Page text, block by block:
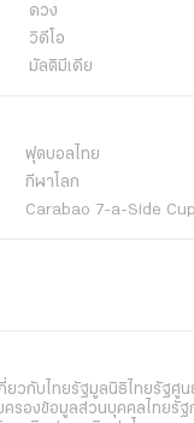
ดวง
วิดีโอ
มัลติมีเดีย
ฟุตบอลไทย
กีฬาโลก
Carabao 7-a-Side Cup
ยวกับไทยรัฐมูลนิธิไทยรัฐศูน
ครองข้อมูลส่วนบุคคลไทยรัฐ